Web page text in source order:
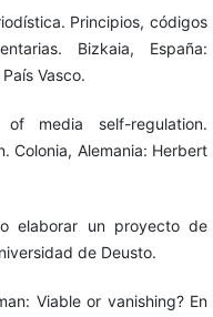
Principios, códigos
Bizkaia, España:
Vasco.
media self-regulation.
Colonia, Alemania: Herbert
elaborar un proyecto de
de Deusto.
Viable or vanishing? En